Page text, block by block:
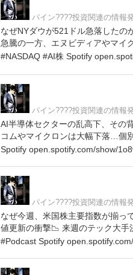
パイン????投資関連の情報
なぜNYダウが521ドル急落した
急騰の一方、エヌビディアやマイ
#NASDAQ #AI株 Spotify
パイン????投資関連の情報
AI半導体セクターの乱高下、その
コムやマイクロンは大幅下落…個
Spotify open.spotify.com/show/
パイン????投資関連の情報
なぜ今週、米国株主要指数が揃っ
値更新の衝撃📉 来週のテック大
#Podcast Spotify